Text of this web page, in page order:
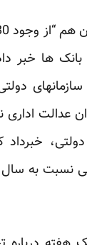
بانک ها خبر
نسبت به